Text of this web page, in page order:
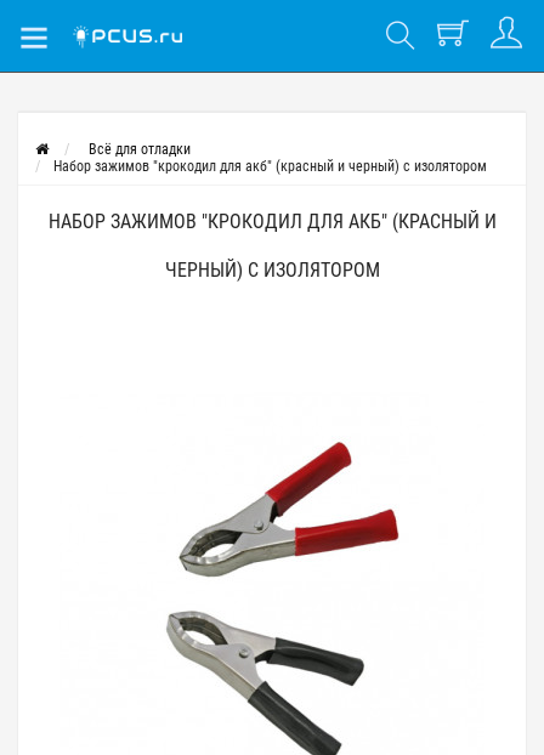
Всё для отладки
Набор зажимов "крокодил для акб" (красный и черный) с изолятором
НАБОР ЗАЖИМОВ "КРОКОДИЛ ДЛЯ АКБ" (КРАСНЫЙ И
ЧЕРНЫЙ) С ИЗОЛЯТОРОМ